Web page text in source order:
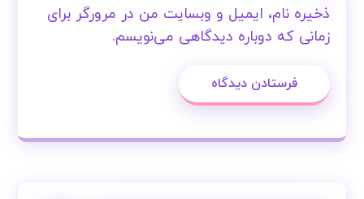
ذخیره نام، ایمیل و وبسایت من در مرورگر برای
زمانی که دوباره دیدگاهی می‌نویسم.
فرستادن دیدگاه